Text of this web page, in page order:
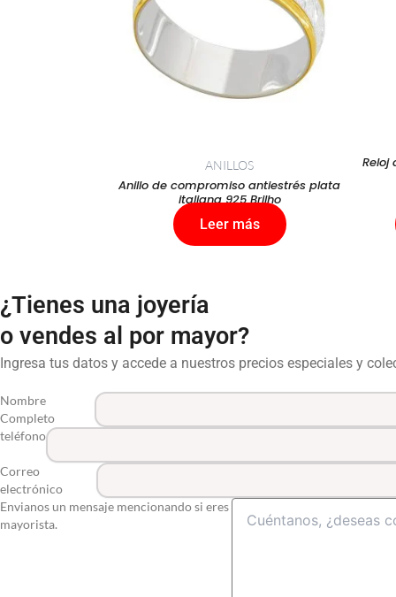
ANILLOS
Anillo de compromiso antiestrés plata
italiana 925 Brilho
Leer más
Reloj
¿Tienes una joyería
o vendes al por mayor?
Ingresa tus datos y accede a nuestros precios especiales y
Nombre
Completo
teléfono
Correo
electrónico
Envianos un mensaje mencionando si eres
mayorista.